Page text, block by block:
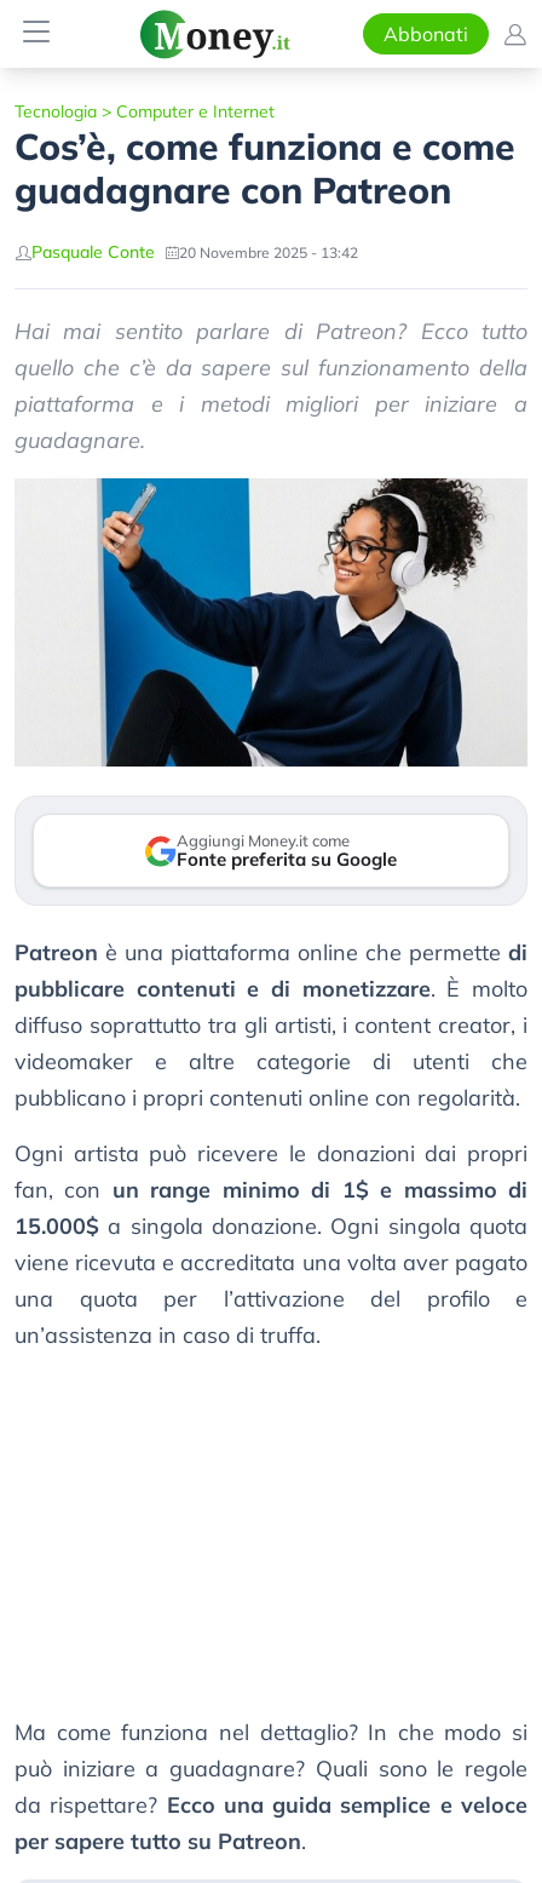
Abbonati
Tecnologia > Computer e Internet
Cos’è, come funziona e come
guadagnare con Patreon
Pasquale Conte 20 Novembre 2025 - 13:42
Hai mai sentito parlare di Patreon? Ecco tutto
quello che c’è da sapere sul funzionamento della
piattaforma e i metodi migliori per iniziare a
guadagnare.
Aggiungi Money.it come
Fonte preferita su Google
Patreon è una piattaforma online che permette di
pubblicare contenuti e di monetizzare. È molto
diffuso soprattutto tra gli artisti, i content creator, i
videomaker e altre categorie di utenti che
pubblicano i propri contenuti online con regolarità.
Ogni artista può ricevere le donazioni dai propri
fan, con un range minimo di 1$ e massimo di
15.000$a singola donazione. Ogni singola quota
viene ricevuta e accreditata una volta aver pagato
una quota per l’attivazione del profilo e
un’assistenza in caso di truffa.
Ma come funziona nel dettaglio? In che modo si
può iniziare a guadagnare? Quali sono le regole
da rispettare? Ecco una guida semplice e veloce
per sapere tutto su Patreon.